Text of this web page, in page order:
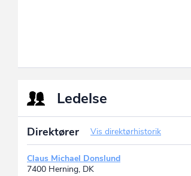
Ledelse
Direktører Vis direktørhistorik
Claus Michael Donslund
7400 Herning, DK